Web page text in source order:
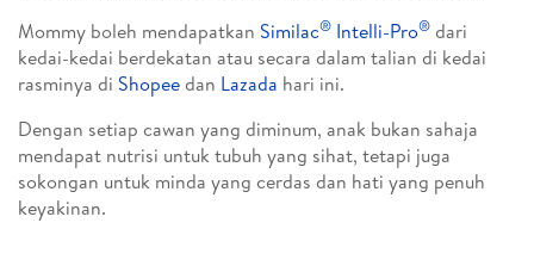
Mommy boleh mendapatkan Similac® Intelli-Pro® dari
kedai-kedai berdekatan atau secara dalam talian di kedai
rasminya di Shopeedan Lazada hari ini.
Dengan setiap cawan yang diminum, anak bukan sahaja
mendapat nutrisi untuk tubuh yang sihat, tetapi juga
sokongan untuk minda yang cerdas dan hati yang penuh
keyakinan.